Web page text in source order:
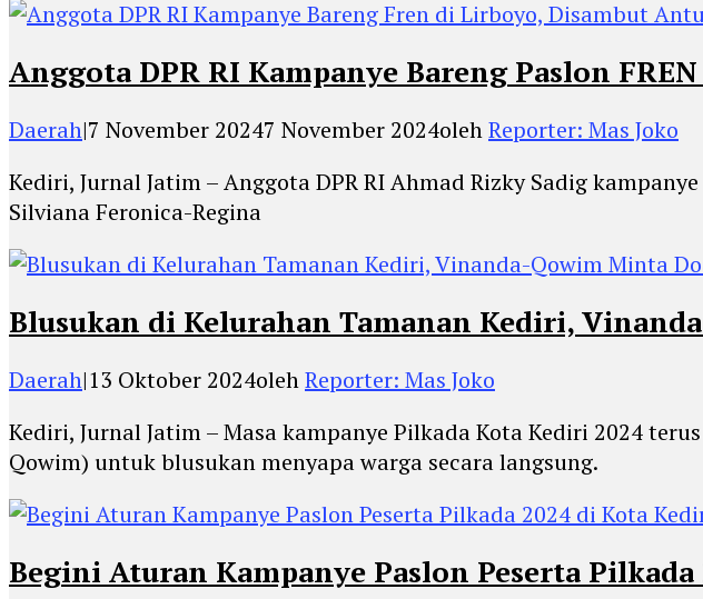
Anggota DPR RI Kampanye Bareng Paslon
Daerah|7 November 20247 November 2024olehReporter: Mas Joko
Kediri, Jurnal Jatim – Anggota DPR RI Ahmad Rizky Sadig
Silviana Feronica-Regina
Blusukan di Kelurahan Tamanan Kediri,
Daerah|13 Oktober 2024olehReporter: Mas Joko
Kediri, Jurnal Jatim – Masa kampanye Pilkada Kota Kediri 2024
Qowim) untuk blusukan menyapa warga secara langsung.
Begini Aturan Kampanye Paslon Peserta